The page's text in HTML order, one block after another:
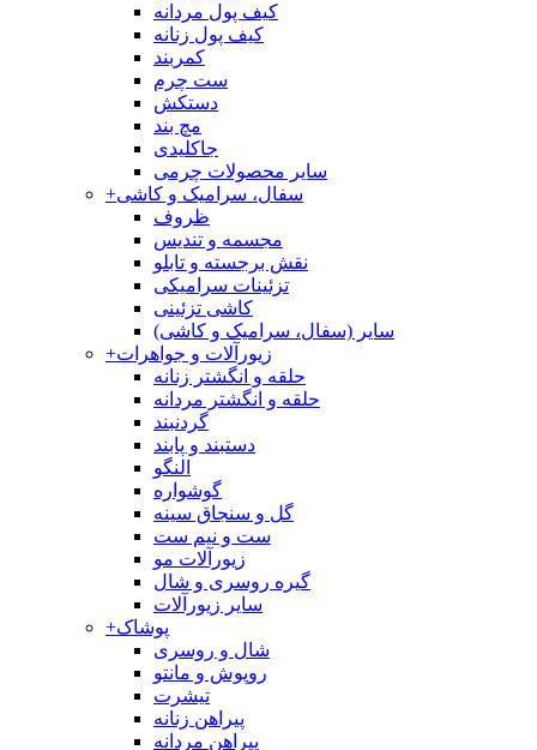
کیف پول مردانه
کیف پول زنانه
کمربند
ست چرم
دستکش
مچ بند
جاکلیدی
سایر محصولات چرمی
+سفال، سرامیک و کاشی
ظروف
مجسمه و تندیس
نقش برجسته و تابلو
تزئینات سرامیکی
کاشی تزئینی
سایر (سفال، سرامیک و کاشی)
+زیورآلات و جواهرات
حلقه و انگشتر زنانه
حلقه و انگشتر مردانه
گردنبند
دستبند و پابند
النگو
گوشواره
گل و سنجاق سینه
ست و نیم ست
زیورآلات مو
گیره روسری و شال
سایر زیورآلات
+پوشاک
شال و روسری
روپوش و مانتو
تیشرت
پیراهن زنانه
پیراهن مردانه